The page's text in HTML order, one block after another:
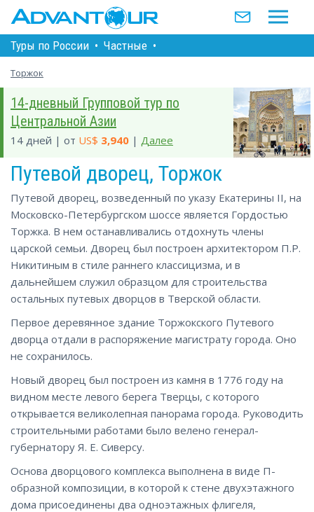
Туры по Росcии • Частные •
Торжок
14-дневный Групповой тур по
Центральной Азии
14 дней | от US$ 3,940 | Далее
Путевой дворец, Торжок
Путевой дворец, возведенный по указу Екатерины II, на
Московско-Петербургском шоссе является Гордостью
Торжка. В нем останавливались отдохнуть члены
царской семьи. Дворец был построен архитектором П.Р.
Никитиным в стиле раннего классицизма, и в
дальнейшем служил образцом для строительства
остальных путевых дворцов в Тверской области.
Первое деревянное здание Торжокского Путевого
дворца отдали в распоряжение магистрату города. Оно
не сохранилось.
Новый дворец был построен из камня в 1776 году на
видном месте левого берега Тверцы, с которого
открывается великолепная панорама города. Руководить
строительными работами было велено генерал-
губернатору Я. Е. Сиверсу.
Основа дворцового комплекса выполнена в виде П-
образной композиции, в которой к стене двухэтажного
дома присоединены два одноэтажных флигеля,